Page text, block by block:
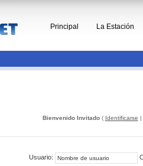
Principal La Estación
Bienvenido Invitado( Identificarse |
Usuario: